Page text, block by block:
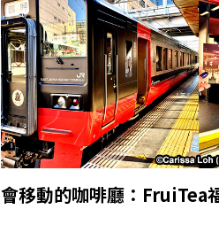
會移動的咖啡廳：FruiTea